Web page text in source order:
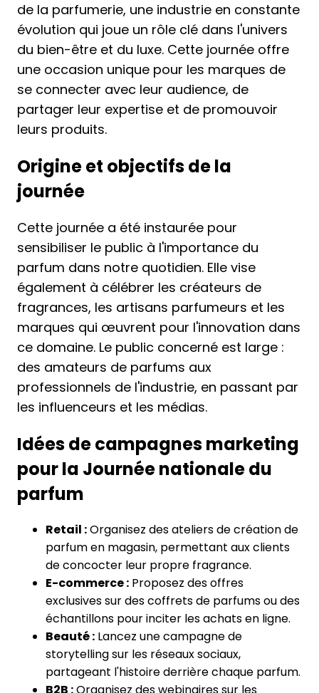
de la parfumerie, une industrie en constante
évolution qui joue un rôle clé dans l'univers
du bien-être et du luxe. Cette journée offre
une occasion unique pour les marques de
se connecter avec leur audience, de
partager leur expertise et de promouvoir
leurs produits.
Origine et objectifs de la
journée
Cette journée a été instaurée pour
sensibiliser le public à l'importance du
parfum dans notre quotidien. Elle vise
également à célébrer les créateurs de
fragrances, les artisans parfumeurs et les
marques qui œuvrent pour l'innovation dans
ce domaine. Le public concerné est large :
des amateurs de parfums aux
professionnels de l'industrie, en passant par
les influenceurs et les médias.
Idées de campagnes marketing
pour la Journée nationale du
parfum
Retail :Organisez des ateliers de création de
parfum en magasin, permettant aux clients
de concocter leur propre fragrance.
E-commerce : Proposez des offres
exclusives sur des coffrets de parfums ou des
échantillons pour inciter les achats en ligne.
Beauté : Lancez une campagne de
storytelling sur les réseaux sociaux,
partageant l'histoire derrière chaque parfum.
B2B :Organisez des webinaires sur les